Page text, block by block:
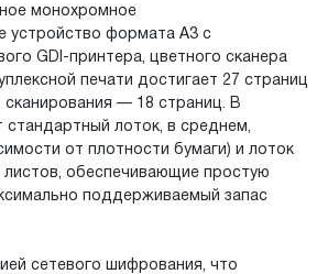
монохромное
устройство формата А3 с
GDI-принтера, цветного сканера
печати достигает 27 страниц
сканирования — 18 страниц. В
стандартный лоток, в среднем,
от плотности бумаги) и лоток
листов, обеспечивающие простую
поддерживаемый запас
сетевого шифрования, что